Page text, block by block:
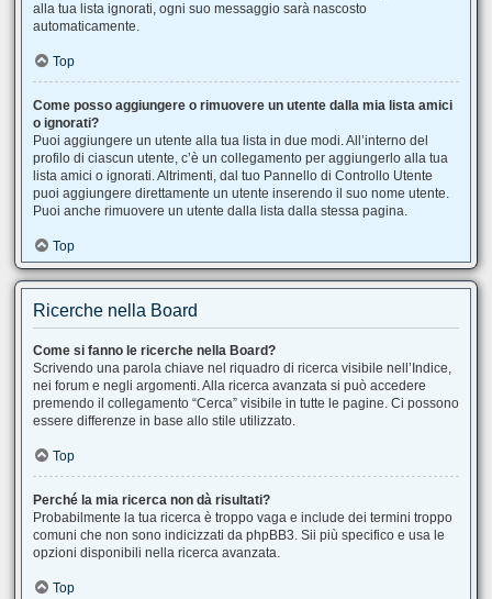
alla tua lista ignorati, ogni suo messaggio sarà nascosto
automaticamente.
Top
Come posso aggiungere o rimuovere un utente dalla mia lista amici
o ignorati?
Puoi aggiungere un utente alla tua lista in due modi. All’interno del
profilo di ciascun utente, c’è un collegamento per aggiungerlo alla tua
lista amici o ignorati. Altrimenti, dal tuo Pannello di Controllo Utente
puoi aggiungere direttamente un utente inserendo il suo nome utente.
Puoi anche rimuovere un utente dalla lista dalla stessa pagina.
Top
Ricerche nella Board
Come si fanno le ricerche nella Board?
Scrivendo una parola chiave nel riquadro di ricerca visibile nell’Indice,
nei forum e negli argomenti. Alla ricerca avanzata si può accedere
premendo il collegamento “Cerca” visibile in tutte le pagine. Ci possono
essere differenze in base allo stile utilizzato.
Top
Perché la mia ricerca non dà risultati?
Probabilmente la tua ricerca è troppo vaga e include dei termini troppo
comuni che non sono indicizzati da phpBB3. Sii più specifico e usa le
opzioni disponibili nella ricerca avanzata.
Top